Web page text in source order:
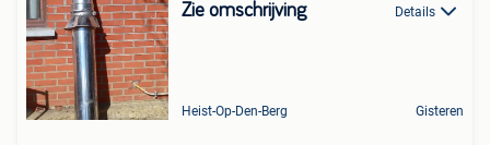
Zie omschrijving Details
Heist-Op-Den-Berg Gisteren